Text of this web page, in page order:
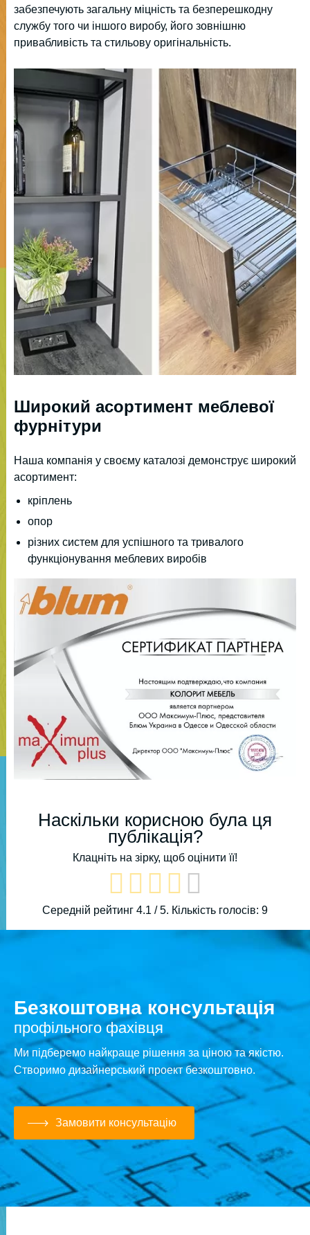
забезпечують загальну міцність та безперешкодну
службу того чи іншого виробу, його зовнішню
привабливість та стильову оригінальність.
Широкий асортимент меблевої
фурнітури
Наша компанія у своєму каталозі демонструє широкий
асортимент:
кріплень
опор
різних систем для успішного та тривалого
функціонування меблевих виробів
Наскільки корисною була ця
публікація?
Клацніть на зірку, щоб оцінити її!
Середній рейтинг 4.1 / 5. Кількість голосів: 9
Безкоштовна консультація
профільного фахівця
Ми підберемо найкраще рішення за ціною та якістю.
Створимо дизайнерський проект безкоштовно.
Замовити консультацію